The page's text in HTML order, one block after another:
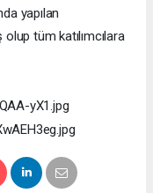
yapılan
tüm katılımcılara